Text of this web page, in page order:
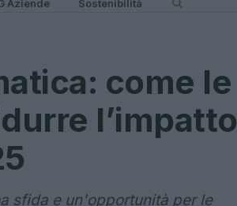
Aziende Sostenibilità
come le
l’impatto
sfida e un'opportunità per le